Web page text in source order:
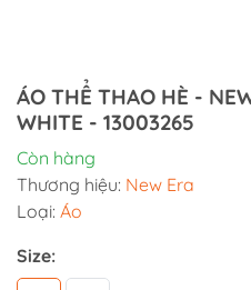
ÁO THỂ THAO HÈ -
WHITE - 13003265
Còn hàng
Thương hiệu: New Era
Loại: Áo
Size: